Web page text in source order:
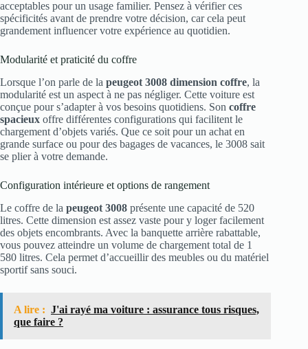
acceptables pour un usage familier. Pensez à vérifier ces
spécificités avant de prendre votre décision, car cela peut
grandement influencer votre expérience au quotidien.
Modularité et praticité du coffre
Lorsque l’on parle de la peugeot 3008 dimension coffre, la
modularité est un aspect à ne pas négliger. Cette voiture est
conçue pour s’adapter à vos besoins quotidiens. Son coffre
spacieux offre différentes configurations qui facilitent le
chargement d’objets variés. Que ce soit pour un achat en
grande surface ou pour des bagages de vacances, le 3008 sait
se plier à votre demande.
Configuration intérieure et options de rangement
Le coffre de la peugeot 3008 présente une capacité de 520
litres. Cette dimension est assez vaste pour y loger facilement
des objets encombrants. Avec la banquette arrière rabattable,
vous pouvez atteindre un volume de chargement total de 1
580 litres. Cela permet d’accueillir des meubles ou du matériel
sportif sans souci.
A lire : J'ai rayé ma voiture : assurance tous risques,
que faire ?